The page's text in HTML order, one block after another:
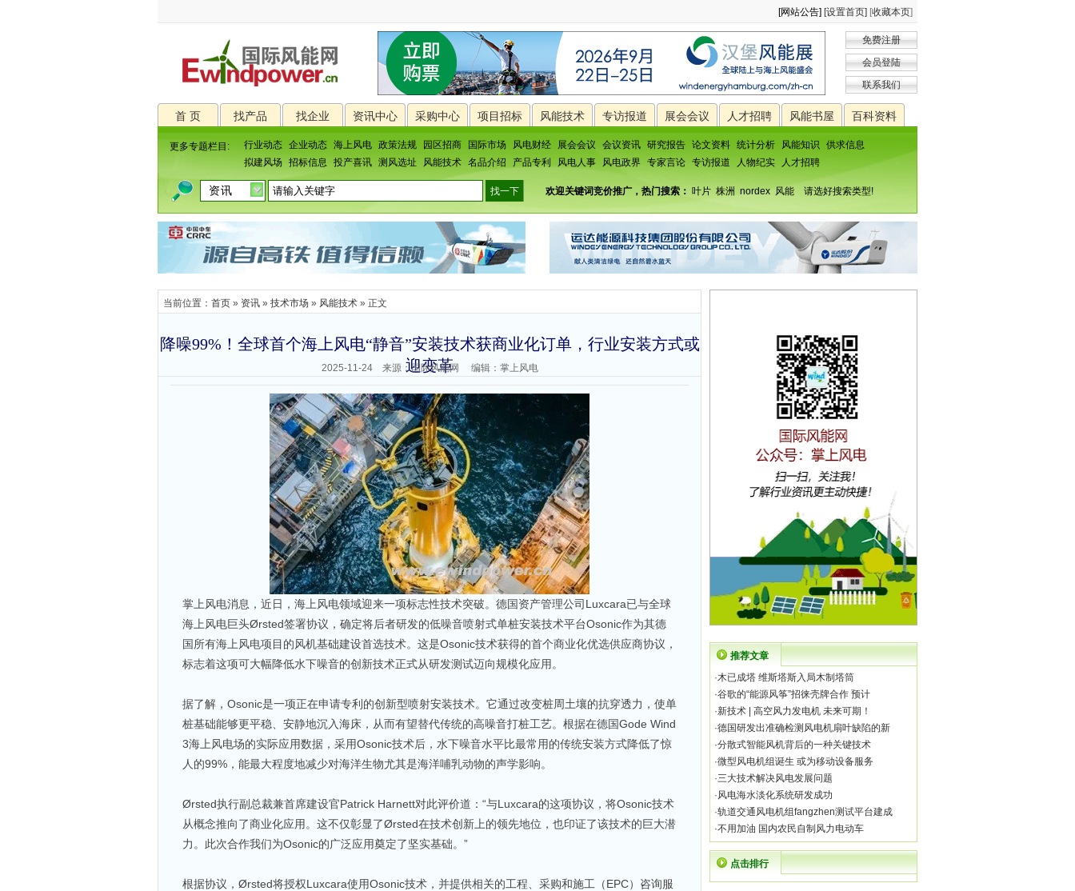
[网站公告] [设置首页] [收藏本页]
免费注册
会员登陆
联系我们
首 页 找产品 找企业 资讯中心 采购中心 项目招标 风能技术 专访报道 展会会议 人才招聘 风能书屋 百科资料
更多专题栏目: 行业动态 企业动态 海上风电 政策法规 园区招商 国际市场 风电财经 展会会议 会议资讯 研究报告 论文资料 统计分析 风能知识
供求信息
拟建风场
招标信息 投产喜讯 测风选址 风能技术 名品介绍 产品专利 风电人事 风电政界 专家言论 专访报道 人物纪实 人才招聘
欢迎关键词竞价推广，热门搜索： 叶片 株洲 nordex 风能 请选好搜索类型!
当前位置： 首页 » 资讯 » 技术市场 » 风能技术 » 正文
降噪99%！全球首个海上风电“静音”安装技术获商业化订单，行业安装方式或
迎变革
2025-11-24 来源：国际风能网 编辑：掌上风电
掌上风电消息，近日，海上风电领域迎来一项标志性技术突破。德国资产管理公司Luxcara已与全球
海上风电巨头Ørsted签署协议，确定将后者研发的低噪音喷射式单桩安装技术平台Osonic作为其德
国所有海上风电项目的风机基础建设首选技术。这是Osonic技术获得的首个商业化优选供应商协议，
标志着这项可大幅降低水下噪音的创新技术正式从研发测试迈向规模化应用。
据了解，Osonic是一项正在申请专利的创新型喷射安装技术。它通过改变桩周土壤的抗穿透力，使单
桩基础能够更平稳、安静地沉入海床，从而有望替代传统的高噪音打桩工艺。根据在德国Gode Wind
3海上风电场的实际应用数据，采用Osonic技术后，水下噪音水平比最常用的传统安装方式降低了惊
人的99%，能最大程度地减少对海洋生物尤其是海洋哺乳动物的声学影响。
Ørsted执行副总裁兼首席建设官Patrick Harnett对此评价道：“与Luxcara的这项协议，将Osonic技术
从概念推向了商业化应用。这不仅彰显了Ørsted在技术创新上的领先地位，也印证了该技术的巨大潜
力。此次合作我们为Osonic的广泛应用奠定了坚实基础。”
根据协议，Ørsted将授权Luxcara使用Osonic技术，并提供相关的工程、采购和施工（EPC）咨询服
推荐文章
·木已成塔 维斯塔斯入局木制塔筒
·谷歌的“能源风筝”招徕壳牌合作 预计
·新技术 | 高空风力发电机 未来可期！
·德国研发出准确检测风电机扇叶缺陷的新
·分散式智能风机背后的一种关键技术
·微型风电机组诞生 或为移动设备服务
·三大技术解决风电发展问题
·风电海水淡化系统研发成功
·轨道交通风电机组fangzhen测试平台建成
·不用加油 国内农民自制风力电动车
点击排行